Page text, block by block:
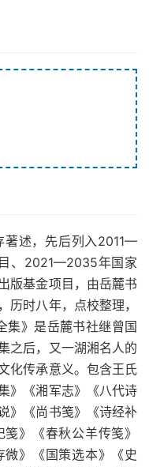
著述，先后列入2011—
、2021—2035年国家
版基金项目，由岳麓书
历时八年，点校整理，
集》是岳麓书社继曾国
之后，又一湖湘名人的
化传承意义。包含王氏
》《湘军志》《八代诗
》《尚书笺》《诗经补
》《春秋公羊传笺》
微》《国策选本》《史